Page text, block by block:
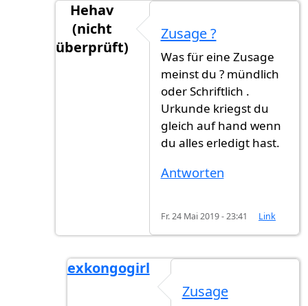
Hehav
(nicht
überprüft)
ich warte auch noch seit 5
Zusage ?
Was für eine Zusage
meinst du ? mündlich
oder Schriftlich .
Urkunde kriegst du
gleich auf hand wenn
du alles erledigt hast.
Antworten
Fr. 24 Mai 2019 - 23:41 Link
exkongogirl
Zusage ?vonHehav (nicht
Zusage